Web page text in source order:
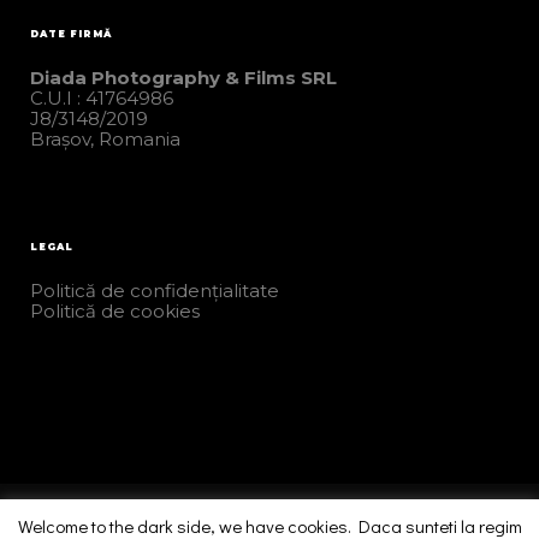
DATE FIRMĂ
Diada Photography & Films SRL
C.U.I : 41764986
J8/3148/2019
Brașov, Romania
LEGAL
Politică de confidențialitate
Politică de cookies
Welcome to the dark side, we have cookies. Daca sunteti la regim